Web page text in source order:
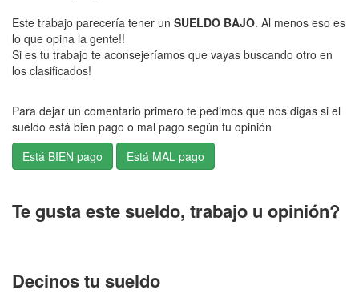
Este trabajo parecería tener un SUELDO BAJO. Al menos eso es
lo que opina la gente!!
Si es tu trabajo te aconsejeríamos que vayas buscando otro en
los clasificados!
Para dejar un comentario primero te pedimos que nos digas si el
sueldo está bien pago o mal pago según tu opinión
Te gusta este sueldo, trabajo u opinión?
Decinos tu sueldo